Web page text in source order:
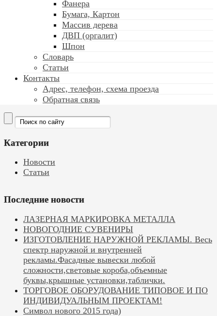
Фанера
Бумага, Картон
Массив дерева
ДВП (оргалит)
Шпон
Словарь
Статьи
Контакты
Адрес, телефон, схема проезда
Обратная связь
Категории
Новости
Статьи
Последние новости
ЛАЗЕРНАЯ МАРКИРОВКА МЕТАЛЛА
НОВОГОДНИЕ СУВЕНИРЫ
ИЗГОТОВЛЕНИЕ НАРУЖНОЙ РЕКЛАМЫ. Весь
спектр наружной и внутренней
рекламы.Фасадные вывески любой
сложности,световые короба,объемные
буквы,крышные установки,таблички.
ТОРГОВОЕ ОБОРУДОВАНИЕ ТИПОВОЕ И ПО
ИНДИВИДУАЛЬНЫМ ПРОЕКТАМ!
Символ нового 2015 года)